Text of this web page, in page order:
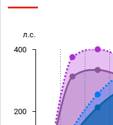
л.с.
200
400